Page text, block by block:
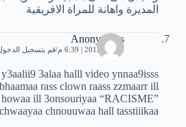
المديرة واهانة للمراة الافريقية
Anonymous
5 مايو، 2012 | 6:39 م قم بتسجيل
3alaa halll video ynnaa9isss
rass clown raass zzmaarr ill
ill 3onsouriyaa “RACISME”
chnouuwaa hall tasstiiikaa.